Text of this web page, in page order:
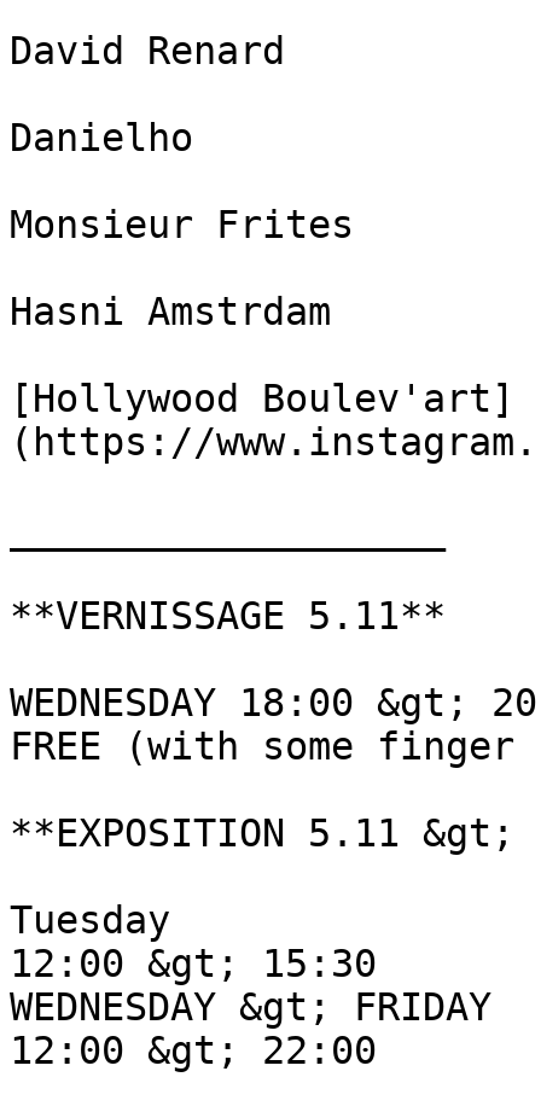
David Renard
Danielho
Monsieur Frites
Hasni Amstrdam
[Hollywood Boulev'art]
(https://
**VERNISSAGE 5.11**
WEDNESDAY 18:00 &gt;
FREE (with some finger
**EXPOSITION 5.11
Tuesday
12:00 &gt; 15:30
WEDNESDAY &gt; FRIDAY
12:00 &gt; 22:00